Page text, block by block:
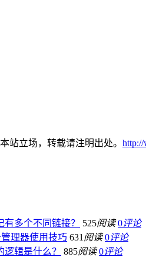
站立场，转载请注明出处。 http://
有多个不同链接？ 525阅读 0评论
理器使用技巧 631 阅读 0评论
辑是什么？
885阅读 0评论